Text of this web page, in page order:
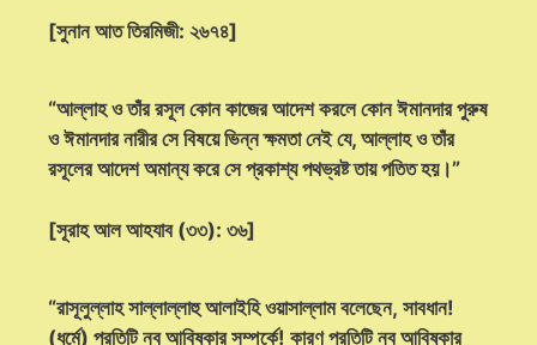
[সুনান আত তিরমিজী: ২৬৭৪]
“আল্লাহ ও তাঁর রসূল কোন কাজের আদেশ করলে কোন ঈমানদার পুরুষ
ও ঈমানদার নারীর সে বিষয়ে ভিন্ন ক্ষমতা নেই যে, আল্লাহ ও তাঁর
রসূলের আদেশ অমান্য করে সে প্রকাশ্য পথভ্রষ্ট তায় পতিত হয়।”
[সূরাহ আল আহযাব (৩৩): ৩৬]
“রাসূলুল্লাহ সাল্লাল্লাহু আলাইহি ওয়াসাল্লাম বলেছেন, সাবধান!
(ধর্মে) প্রতিটি নব আবিষ্কার সম্পর্কে! কারণ প্রতিটি নব আবিষ্কার